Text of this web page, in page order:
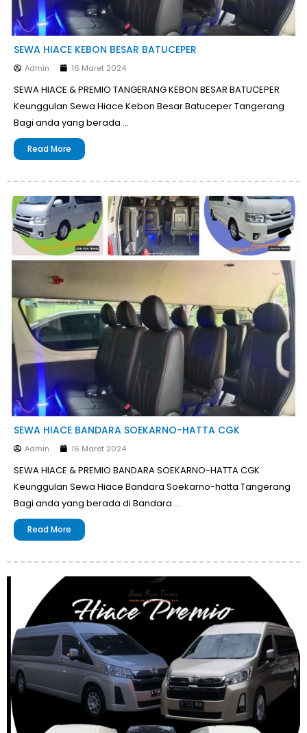
SEWA HIACE KEBON BESAR BATUCEPER
Admin 16 Maret 2024
SEWA HIACE & PREMIO TANGERANG KEBON BESAR BATUCEPER
Keunggulan Sewa Hiace Kebon Besar Batuceper Tangerang
Bagi anda yang berada …
Read More
SEWA HIACE BANDARA SOEKARNO-HATTA CGK
Admin 16 Maret 2024
SEWA HIACE & PREMIO BANDARA SOEKARNO-HATTA CGK
Keunggulan Sewa Hiace Bandara Soekarno-hatta Tangerang
Bagi anda yang berada di Bandara …
Read More